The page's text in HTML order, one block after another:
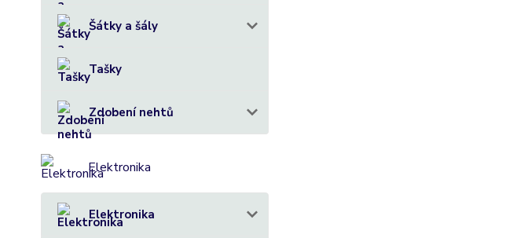
Šátky a šály
Tašky
Zdobení nehtů
Elektronika
Elektronika